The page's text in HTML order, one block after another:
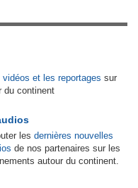
vidéos et les reportages sur
du continent
les dernières nouvelles
de nos partenaires sur les
autour du continent.